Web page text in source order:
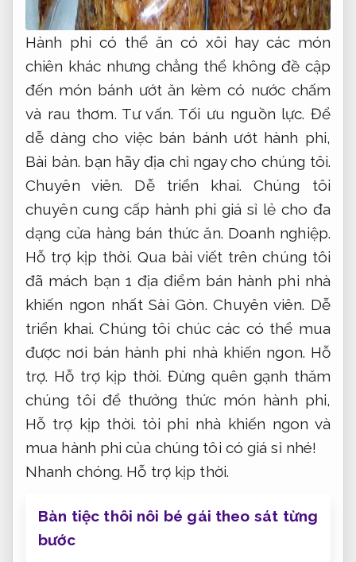
Hành phi có thể ăn có xôi hay các món
chiên khác nhưng chẳng thể không đề cập
đến món bánh ướt ăn kèm có nước chấm
và rau thơm. Tư vấn. Tối ưu nguồn lực. Để
dễ dàng cho việc bán bánh ướt hành phi,
Bài bản. bạn hãy địa chỉ ngay cho chúng tôi.
Chuyên viên.
Dễ triển khai. Chúng tôi
chuyên cung cấp hành phi giá sỉ lẻ cho đa
dạng cửa hàng bán thức ăn. Doanh nghiệp.
Hỗ trợ kịp thời. Qua bài viết trên chúng tôi
đã mách bạn 1 địa điểm bán hành phi nhà
khiến ngon nhất Sài Gòn.Chuyên viên. Dễ
triển khai. Chúng tôi chúc các có thể mua
được nơi bán hành phi nhà khiến ngon. Hỗ
trợ. Hỗ trợ kịp thời. Đừng quên gạnh thăm
chúng tôi để thưởng thức món hành phi,
Hỗ trợ kịp thời. tỏi phi nhà khiến ngon và
mua hành phi của chúng tôi có giá sỉ nhé!
Nhanh chóng. Hỗ trợ kịp thời.
Bàn tiệc thôi nôi bé gái theo sát từng
bước